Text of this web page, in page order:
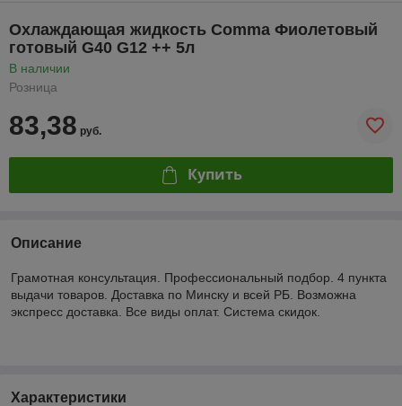
Охлаждающая жидкость Comma Фиолетовый
готовый G40 G12 ++ 5л
В наличии
Розница
83,38 руб.
Купить
Описание
Грамотная консультация. Профессиональный подбор. 4 пункта
выдачи товаров. Доставка по Минску и всей РБ. Возможна
экспресс доставка. Все виды оплат. Система скидок.
Характеристики